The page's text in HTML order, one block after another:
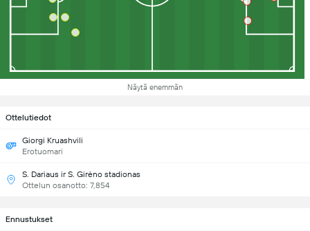
Näytä enemmän
Ottelutiedot
Giorgi Kruashvili
Erotuomari
S. Dariaus ir S. Girėno stadionas
Ottelun osanotto: 7,854
Ennustukset